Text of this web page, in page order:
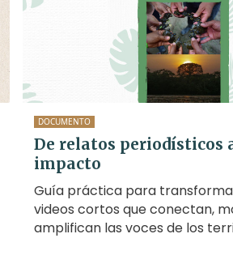
DOCUMENTO
De relatos periodísticos
impacto
Guía práctica para
videos cortos que conectan,
amplifican las voces de los